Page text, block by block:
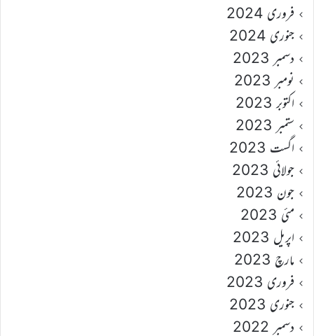
فروری 2024
جنوری 2024
دسمبر 2023
نومبر 2023
اکتوبر 2023
ستمبر 2023
اگست 2023
جولائی 2023
جون 2023
مئی 2023
اپریل 2023
مارچ 2023
فروری 2023
جنوری 2023
دسمبر 2022